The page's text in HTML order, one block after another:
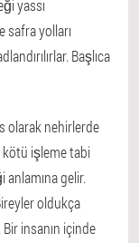
yassı
safra yolları
Başlıca
olarak nehirlerde
işleme tabi
gelir.
oldukça
insanın içinde